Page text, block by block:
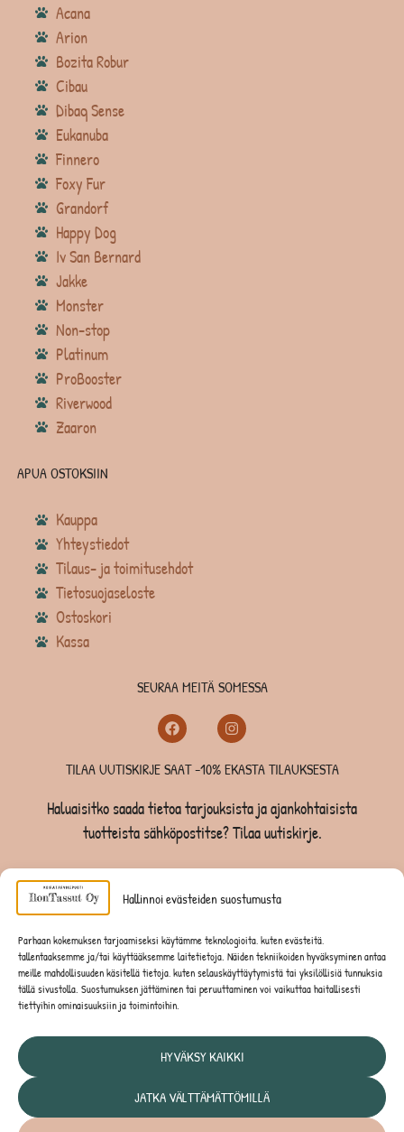
Hallinnoi evästeiden suostumusta
Parhaan kokemuksen tarjoamiseksi käytämme teknologioita, kuten evästeitä,
tallentaaksemme ja/tai käyttääksemme laitetietoja. Näiden tekniikoiden hyväksyminen antaa
meille mahdollisuuden käsitellä tietoja, kuten selauskäyttäytymistä tai yksilöllisiä tunnuksia
tällä sivustolla. Suostumuksen jättäminen tai peruuttaminen voi vaikuttaa haitallisesti
tiettyihin ominaisuuksiin ja toimintoihin.
HYVÄKSY KAIKKI
JATKA VÄLTTÄMÄTTÖMILLÄ
Acana
Arion
Bozita Robur
Cibau
Dibaq Sense
Eukanuba
Finnero
Foxy Fur
Grandorf
Happy Dog
Iv San Bernard
Jakke
Monster
Non-stop
Platinum
ProBooster
Riverwood
Zaaron
APUA OSTOKSIIN
Kauppa
Yhteystiedot
Tilaus- ja toimitusehdot
Tietosuojaseloste
Ostoskori
Kassa
SEURAA MEITÄ SOMESSA
TILAA UUTISKIRJE SAAT -10% EKASTA TILAUKSESTA
Haluaisitko saada tietoa tarjouksista ja ajankohtaisista
tuotteista sähköpostitse? Tilaa uutiskirje.
TILAA UUTISKIRJE -SAAT -10% EKASTA TILAUKSESTA
KISSOILLE
JYRSIJÖILLE